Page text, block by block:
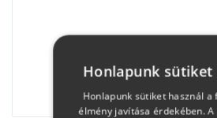
Honlapunk sütiket
Honlapunk sütiket használ a
élmény javítása érdekében.